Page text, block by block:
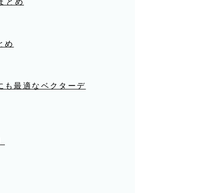
とめ
め
も最適なベクターデ